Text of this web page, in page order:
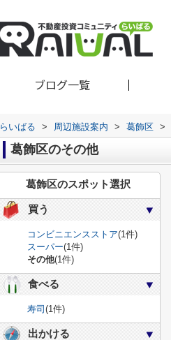
ブログ一覧
らいばる > 周辺施設案内 > 葛飾区 >
葛飾区のその他
葛飾区のスポット選択
買う
コンビニエンスストア(1件)
スーパー(1件)
その他(1件)
食べる
寿司 (1件)
出かける